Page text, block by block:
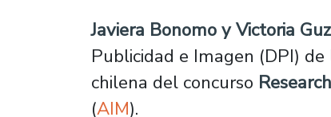
Javiera Bonomo y Victoria
Publicidad e Imagen (DPI)
chilena del concurso
(AIM).